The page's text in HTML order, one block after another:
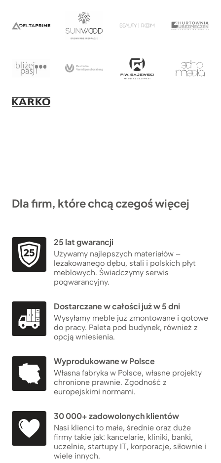
Dla firm, które chcą czegoś więcej
25 lat gwarancji
Używamy najlepszych materiałów –
leżakowanego dębu, stali i polskich płyt
meblowych. Świadczymy serwis
pogwarancyjny.
Dostarczane w całości już w 5 dni
Wysyłamy meble już zmontowane i gotowe
do pracy. Paleta pod budynek, również z
opcją wniesienia.
Wyprodukowane w Polsce
Własna fabryka w Polsce, własne projekty
chronione prawnie. Zgodność z
europejskimi normami.
30 000+ zadowolonych klientów
Nasi klienci to małe, średnie oraz duże
firmy takie jak: kancelarie, kliniki, banki,
uczelnie, startupy IT, korporacje, siłownie i
wiele innych.